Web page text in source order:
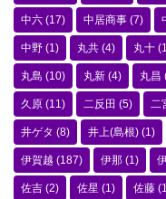
中六 (17) 中居商事 (7)
中野 (1) 丸共 (4) 丸十
丸島 (10) 丸新 (4) 丸昌
久原 (11) 二反田 (5) 二
井ゲタ (8) 井上(島根) (1)
伊賀越 (187) 伊那 (1)
佐吉 (2) 佐星 (1) 佐藤